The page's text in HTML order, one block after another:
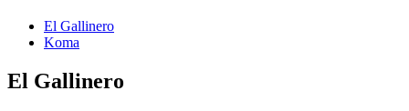
El Gallinero
Koma
El Gallinero